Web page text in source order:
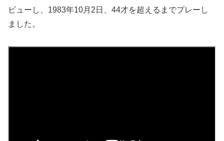
ビューし、1983年10月2日、44才を超えるまでプレーし
ました。